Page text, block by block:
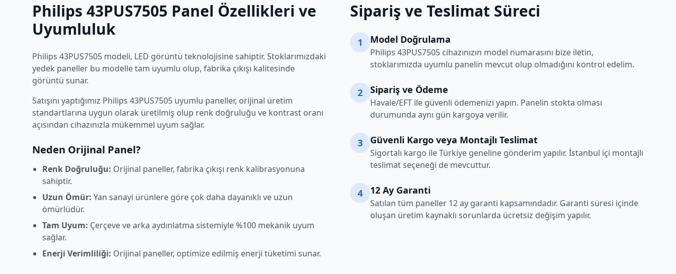
Philips 43PUS7505 Panel Özellikleri ve
Uyumluluk
Philips 43PUS7505 modeli, LED görüntü teknolojisine sahiptir. Stoklarımızdaki
yedek paneller bu modelle tam uyumlu olup, fabrika çıkışı kalitesinde
görüntü sunar.
Satışını yaptığımız Philips 43PUS7505 uyumlu paneller, orijinal üretim
standartlarına uygun olarak üretilmiş olup renk doğruluğu ve kontrast oranı
açısından cihazınızla mükemmel uyum sağlar.
Neden Orijinal Panel?
Renk Doğruluğu: Orijinal paneller, fabrika çıkışı renk kalibrasyonuna
sahiptir.
Uzun Ömür: Yan sanayi ürünlere göre çok daha dayanıklı ve uzun
ömürlüdür.
Tam Uyum: Çerçeve ve arka aydınlatma sistemiyle %100 mekanik uyum
sağlar.
Enerji Verimliliği: Orijinal paneller, optimize edilmiş enerji tüketimi sunar.
Sipariş ve Teslimat Süreci
1 Model Doğrulama
Philips 43PUS7505 cihazınızın model numarasını bize iletin,
stoklarımızda uyumlu panelin mevcut olup olmadığını kontrol edelim.
2 Sipariş ve Ödeme
Havale/EFT ile güvenli ödemenizi yapın. Panelin stokta olması
durumunda aynı gün kargoya verilir.
3 Güvenli Kargo veya Montajlı Teslimat
Sigortalı kargo ile Türkiye geneline gönderim yapılır. İstanbul içi montajlı
teslimat seçeneği de mevcuttur.
4 12 Ay Garanti
Satılan tüm paneller 12 ay garanti kapsamındadır. Garanti süresi içinde
oluşan üretim kaynaklı sorunlarda ücretsiz değişim yapılır.